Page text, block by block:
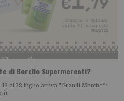
di Borello Supermercati?
al 28 luglio arriva “Grandi Marche”: